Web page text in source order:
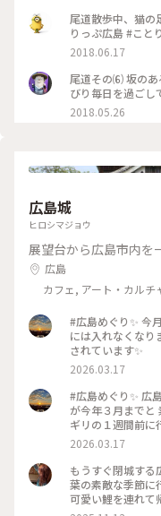
尾道散歩中、猫の
りっぷ広島 #こと
2018.06.17
尾道その⑹ 坂のあ
びり毎日を過ごし
2018.05.26
広島城
ヒロシマジョウ
展望台から広島市内を
広島
カフェ, アート・カル
#広島めぐり✨ 今月22日に閉城する『広島城天守』✨ お城の中
には入れなくなり
されています✨
鏡になる✨🏯✨ 閉城以降も、広島城周辺で、 ライトアップが楽
しめますよ～☺️💕 2026.03.15 #広島城 #閉城 #ライトアップ #
広島めぐり #ぷり
2026.03.17
#広島めぐり✨ 広島市のシンボル✨ 広島城天守に入場できるの
が今年３月までと
ギリの１週間前に行って来まし
によって 安土桃
ってきました🏯✨ 昭和20年8月6日、原爆によって倒壊しまし
たが 昭和33年に
市民の支持により
HPより。 と長年市民に親しまれていましたが、 コンクリート
の劣化や設備の
2026.03.17
もうすぐ閉城する
葉の素敵な季節に
可愛い鯉を連れて